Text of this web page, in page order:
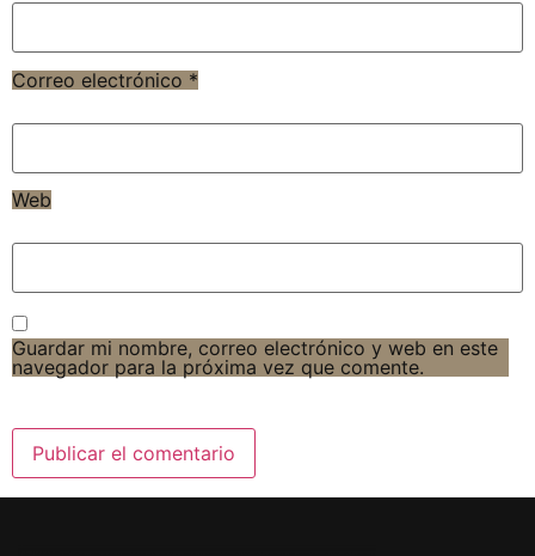
Correo electrónico *
Web
Guardar mi nombre, correo electrónico y web en este
navegador para la próxima vez que comente.